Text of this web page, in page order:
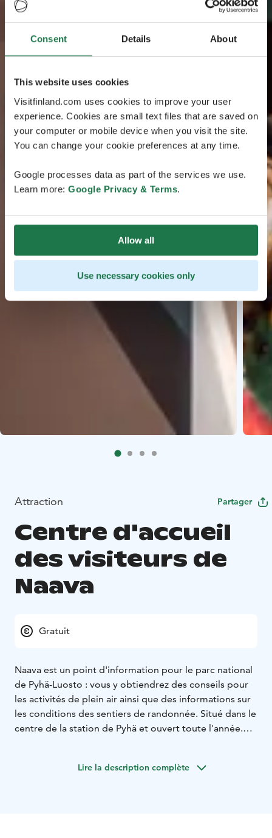
Consent Details About
This website uses cookies
Visitfinland.com uses cookies to improve your user
experience. Cookies are small text files that are saved on
your computer or mobile device when you visit the site.
You can change your cookie preferences at any time.
Google processes data as part of the services we use.
Learn more: Google Privacy & Terms.
Allow all
Use necessary cookies only
Attraction Partager
Centre d'accueil
des visiteurs de
Naava
Gratuit
Naava est un point d'information pour le parc national
de Pyhä-Luosto : vous y obtiendrez des conseils pour
les activités de plein air ainsi que des informations sur
les conditions des sentiers de randonnée. Situé dans le
centre de la station de Pyhä et ouvert toute l'année.
Lire la description complète